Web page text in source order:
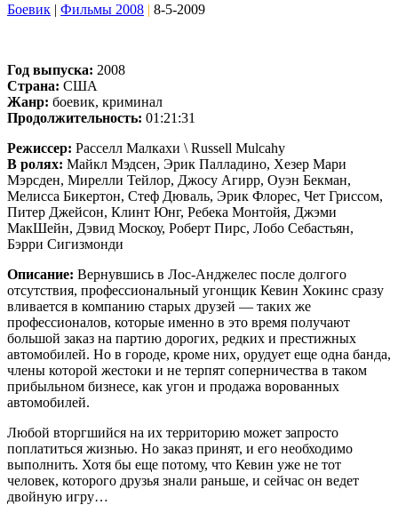
Боевик | Фильмы 2008 | 8-5-2009
Год выпуска: 2008
Страна: США
Жанр: боевик, криминал
Продолжительность: 01:21:31
Режиссер: Расселл Малкахи \ Russell Mulcahy
В ролях: Майкл Мэдсен, Эрик Палладино, Хезер Мари
Мэрсден, Мирелли Тейлор, Джосу Агирр, Оуэн Бекман,
Мелисса Бикертон, Стеф Дюваль, Эрик Флорес, Чет Гриссом,
Питер Джейсон, Клинт Юнг, Ребека Монтойя, Джэми
МакШейн, Дэвид Москоу, Роберт Пирс, Лобо Себастьян,
Бэрри Сигизмонди
Описание: Вернувшись в Лос-Анджелес после долгого
отсутствия, профессиональный угонщик Кевин Хокинс сразу
вливается в компанию старых друзей — таких же
профессионалов, которые именно в это время получают
большой заказ на партию дорогих, редких и престижных
автомобилей. Но в городе, кроме них, орудует еще одна банда,
члены которой жестоки и не терпят соперничества в таком
прибыльном бизнесе, как угон и продажа ворованных
автомобилей.
Любой вторгшийся на их территорию может запросто
поплатиться жизнью. Но заказ принят, и его необходимо
выполнить. Хотя бы еще потому, что Кевин уже не тот
человек, которого друзья знали раньше, и сейчас он ведет
двойную игру…